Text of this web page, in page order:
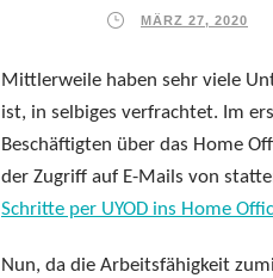
MÄRZ 27, 2020
Mittlerweile haben sehr viele
ist, in selbiges verfrachtet. Im
Beschäftigten über das Home
der Zugriff auf E-Mails von
Schritte per UYOD ins Home
Nun, da die Arbeitsfähigkeit